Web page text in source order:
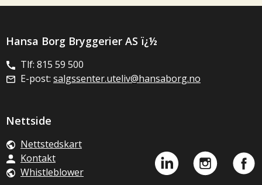
Hansa Borg Bryggerier AS ï¿½
Tlf: 815 59 500
E-post: salgssenter.uteliv@hansaborg.no
Nettside
Nettstedskart
Kontakt
Whistleblower